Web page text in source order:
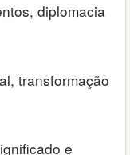
diplomacia
transformação
e